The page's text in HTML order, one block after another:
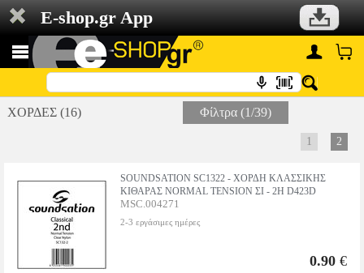
E-shop.gr App
ΧΟΡΔΕΣ (16) Φίλτρα (1/39)
1 2
SOUNDSATION SC1322 - ΧΟΡΔΗ ΚΛΑΣΣΙΚΗΣ
ΚΙΘΑΡΑΣ NORMAL TENSION ΣΙ - 2Η D423D
MSC.004271
2-3 εργάσιμες ημέρες
0.90 €